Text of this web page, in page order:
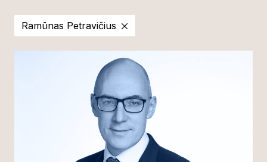
Ramūnas Petravičius